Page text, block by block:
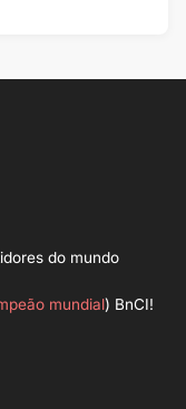
do mundo
mundial) BnCI!